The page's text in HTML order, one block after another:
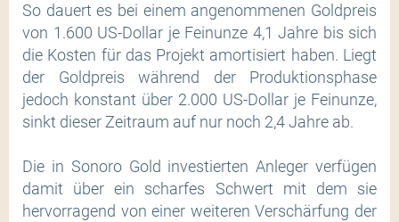
So dauert es bei einem angenommenen Goldpreis
von 1.600 US-Dollar je Feinunze 4,1 Jahre bis sich
die Kosten für das Projekt amortisiert haben. Liegt
der Goldpreis während der Produktionsphase
jedoch konstant über 2.000 US-Dollar je Feinunze,
sinkt dieser Zeitraum auf nur noch 2,4 Jahre ab.
Die in Sonoro Gold investierten Anleger verfügen
damit über ein scharfes Schwert mit dem sie
hervorragend von einer weiteren Verschärfung der